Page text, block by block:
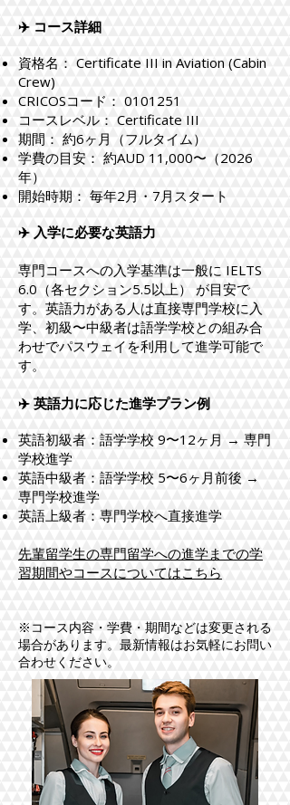
✈️ コース詳細
資格名： Certificate III in Aviation (Cabin
Crew)
CRICOSコード： 0101251
コースレベル： Certificate III
期間： 約6ヶ月（フルタイム）
学費の目安： 約AUD 11,000〜（2026
年）
開始時期： 毎年2月・7月スタート
✈️ 入学に必要な英語力
専門コースへの入学基準は一般に IELTS
6.0（各セクション5.5以上） が目安で
す。英語力がある人は直接専門学校に入
学、初級〜中級者は語学学校との組み合
わせでパスウェイを利用して進学可能で
す。
✈️ 英語力に応じた進学プラン例
英語初級者：語学学校 9〜12ヶ月 → 専門
学校進学
英語中級者：語学学校 5〜6ヶ月前後 →
専門学校進学
英語上級者：専門学校へ直接進学
​​先輩留学生の専門留学への進学までの学
習期間やコースについてはこちら
※コース内容・学費・期間などは変更される
場合があります。最新情報はお気軽にお問い
合わせください。